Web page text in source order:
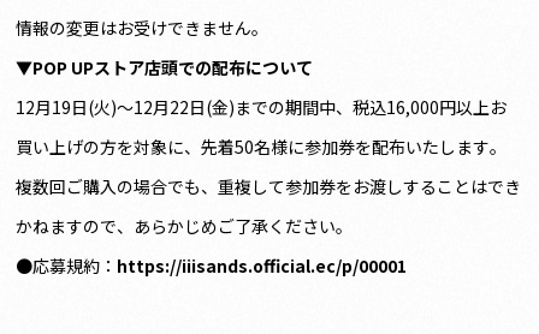
情報の変更はお受けできません。
▼POP UPストア店頭での配布について
12月19日(火)〜12月22日(金)までの期間中、税込16,000円以上お
買い上げの方を対象に、先着50名様に参加券を配布いたします。
複数回ご購入の場合でも、重複して参加券をお渡しすることはでき
かねますので、あらかじめご了承ください。
●応募規約： https://iiisands.official.ec/p/00001